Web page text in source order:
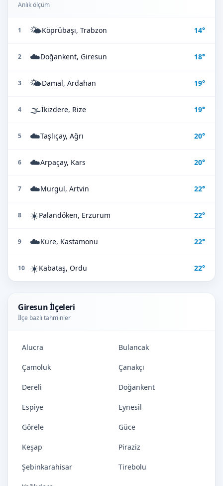
Anlık ölçüm
1 🌤️Köprübaşı, Trabzon 14°
2 ☁️Doğankent, Giresun 18°
3 🌤️Damal, Ardahan 19°
4 🌫️İkizdere, Rize 19°
5 ☁️Taşlıçay, Ağrı 20°
6 ☁️Arpaçay, Kars 20°
7 ☁️Murgul, Artvin 22°
8 ☀️Palandöken, Erzurum 22°
9 ☁️Küre, Kastamonu 22°
10 ☀️Kabataş, Ordu 22°
Giresun İlçeleri
İlçe bazlı tahminler
Alucra Bulancak
Çamoluk Çanakçı
Dereli Doğankent
Espiye Eynesil
Görele Güce
Keşap Piraziz
Şebinkarahisar Tirebolu